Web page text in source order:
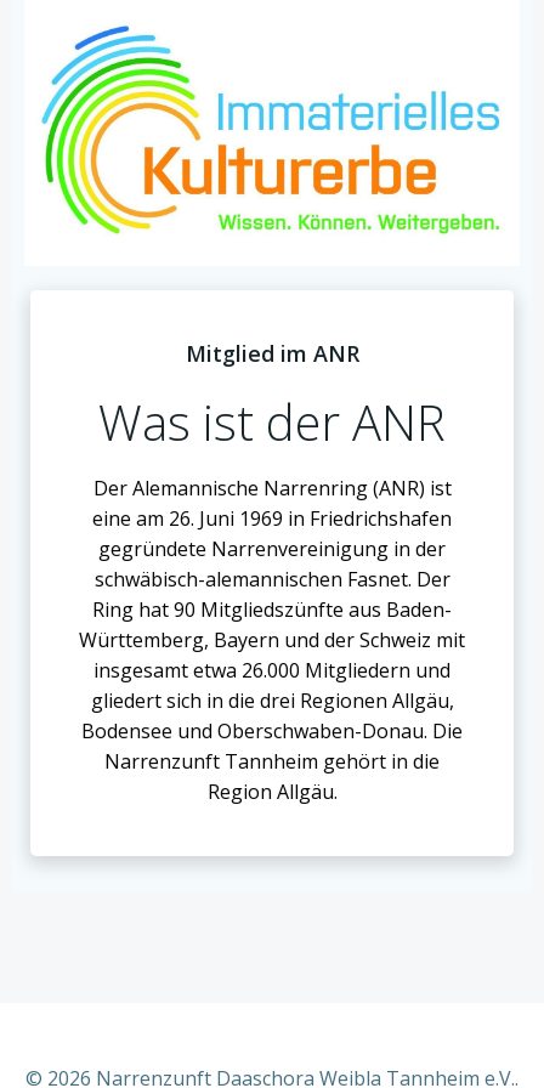
Mitglied im ANR
Was ist der ANR
Der Alemannische Narrenring (ANR) ist
eine am 26. Juni 1969 in Friedrichshafen
gegründete Narrenvereinigung in der
schwäbisch-alemannischen Fasnet. Der
Ring hat 90 Mitgliedszünfte aus Baden-
Württemberg, Bayern und der Schweiz mit
insgesamt etwa 26.000 Mitgliedern und
gliedert sich in die drei Regionen Allgäu,
Bodensee und Oberschwaben-Donau. Die
Narrenzunft Tannheim gehört in die
Region Allgäu.
© 2026 Narrenzunft Daaschora Weibla Tannheim e.V..